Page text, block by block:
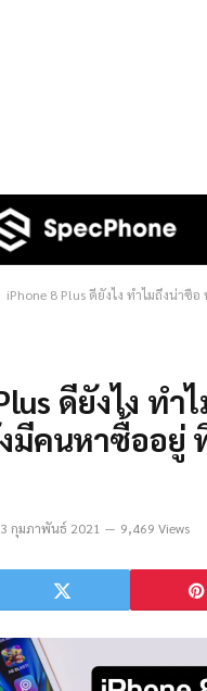
iPhone 8 Plus ดียังไง ทำไมถึงน่าซื้อ ทำไมยังมี
ดียังไง ทำ
มีคนหาซื้ออยู่
กุมภาพันธ์ 2021 9,469 Views